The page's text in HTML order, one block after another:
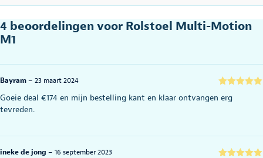
4 beoordelingen voor Rolstoel Multi-Motion
M1
5uit 5
Bayram – 23 maart 2024
Goeie deal €174 en mijn bestelling kant en klaar ontvangen erg
tevreden.
ineke de jong – 16 september 2023